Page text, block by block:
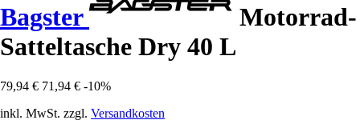
Bagster
Motorrad-
Satteltasche Dry 40 L
79,94 € 71,94 € -10%
inkl. MwSt. zzgl. Versandkosten